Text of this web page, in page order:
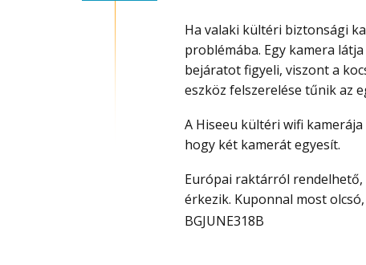
Ha valaki kültéri biztonsági
problémába. Egy kamera
bejáratot figyeli, viszont a
eszköz felszerelése tűnik az
A Hiseeu kültéri wifi kamerája pont ezt próbálja egyszerűbben megoldani, úgy,
hogy két kamerát egyesít.
Európai raktárról rendelhető, ahonnan gyorsan és vámmentesen
érkezik. Kuponnal most
BGJUNE318B